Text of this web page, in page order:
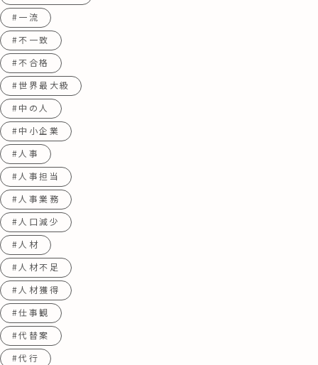
#一流
#不一致
#不合格
#世界最大級
#中の人
#中小企業
#人事
#人事担当
#人事業務
#人口減少
#人材
#人材不足
#人材獲得
#仕事観
#代替案
#代行